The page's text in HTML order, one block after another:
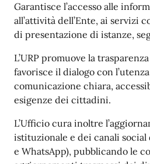
Garantisce l’accesso alle
all’attività dell’Ente, ai servizi
di presentazione di istanze,
L’URP promuove la
favorisce il dialogo con
comunicazione chiara,
esigenze dei cittadini.
L’Ufficio cura inoltre
istituzionale e dei canali social
e WhatsApp), pubblicando le